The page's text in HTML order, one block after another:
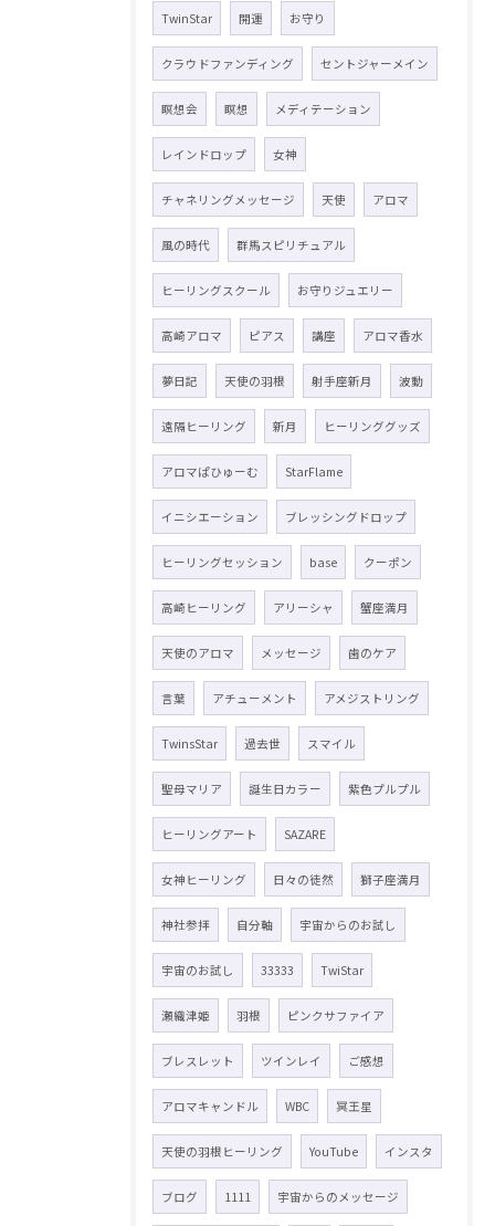
TwinStar 開運 お守り
クラウドファンディング セントジャーメイン
瞑想会 瞑想 メディテーション
レインドロップ 女神
チャネリングメッセージ 天使 アロマ
風の時代 群馬スピリチュアル
ヒーリングスクール お守りジュエリー
高崎アロマ ピアス 講座 アロマ香水
夢日記 天使の羽根 射手座新月 波動
遠隔ヒーリング 新月 ヒーリンググッズ
アロマぱひゅーむ StarFlame
イニシエーション ブレッシングドロップ
ヒーリングセッション base クーポン
高崎ヒーリング アリーシャ 蟹座満月
天使のアロマ メッセージ 歯のケア
言葉 アチューメント アメジストリング
TwinsStar 過去世 スマイル
聖母マリア 誕生日カラー 紫色プルプル
ヒーリングアート SAZARE
女神ヒーリング 日々の徒然 獅子座満月
神社参拝 自分軸 宇宙からのお試し
宇宙のお試し 33333 TwiStar
瀬織津姫 羽根 ピンクサファイア
ブレスレット ツインレイ ご感想
アロマキャンドル WBC 冥王星
天使の羽根ヒーリング YouTube インスタ
ブログ 1111 宇宙からのメッセージ